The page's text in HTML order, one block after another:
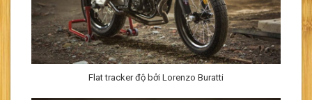
Flat tracker độ bởi Lorenzo Buratti